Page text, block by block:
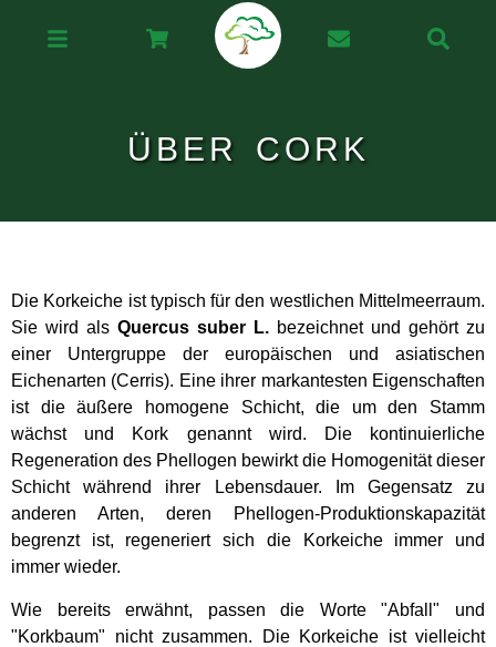
ÜBER CORK
Die Korkeiche ist typisch für den westlichen Mittelmeerraum.
Sie wird als Quercus suber L. bezeichnet und gehört zu
einer Untergruppe der europäischen und asiatischen
Eichenarten (Cerris). Eine ihrer markantesten Eigenschaften
ist die äußere homogene Schicht, die um den Stamm
wächst und Kork genannt wird. Die kontinuierliche
Regeneration des Phellogen bewirkt die Homogenität dieser
Schicht während ihrer Lebensdauer. Im Gegensatz zu
anderen Arten, deren Phellogen-Produktionskapazität
begrenzt ist, regeneriert sich die Korkeiche immer und
immer wieder.
Wie bereits erwähnt, passen die Worte "Abfall" und
"Korkbaum" nicht zusammen. Die Korkeiche ist vielleicht